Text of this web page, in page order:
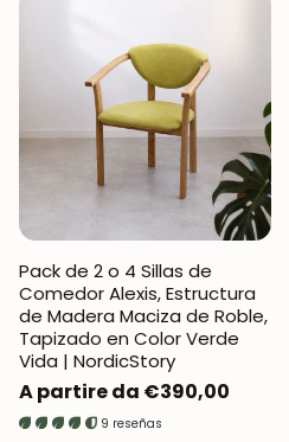
Pack de 2 o 4 Sillas de
Comedor Alexis, Estructura
de Madera Maciza de Roble,
Tapizado en Color Verde
Vida | NordicStory
Prezzo
normale
A partire da €390,00
9 reseñas